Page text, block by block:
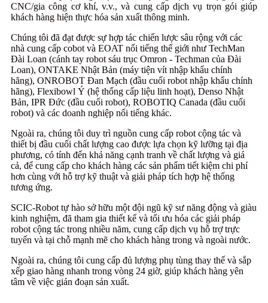
CNC/gia công cơ khí, v.v., và cung cấp dịch vụ trọn gói giúp
khách hàng hiện thực hóa sản xuất thông minh.
Chúng tôi đã đạt được sự hợp tác chiến lược sâu rộng với các
nhà cung cấp cobot và EOAT nổi tiếng thế giới như TechMan
Đài Loan (cánh tay robot sáu trục Omron - Techman của Đài
Loan), ONTAKE Nhật Bản (máy tiện vít nhập khẩu chính
hãng), ONROBOT Đan Mạch (đầu cuối robot nhập khẩu chính
hãng), Flexibowl Ý (hệ thống cấp liệu linh hoạt), Denso Nhật
Bản, IPR Đức (đầu cuối robot), ROBOTIQ Canada (đầu cuối
robot) và các doanh nghiệp nổi tiếng khác.
Ngoài ra, chúng tôi duy trì nguồn cung cấp robot cộng tác và
thiết bị đầu cuối chất lượng cao được lựa chọn kỹ lưỡng tại địa
phương, có tính đến khả năng cạnh tranh về chất lượng và giá
cả, để cung cấp cho khách hàng các sản phẩm tiết kiệm chi phí
hơn cùng với hỗ trợ kỹ thuật và giải pháp tích hợp hệ thống
tương ứng.
SCIC-Robot tự hào sở hữu một đội ngũ kỹ sư năng động và giàu
kinh nghiệm, đã tham gia thiết kế và tối ưu hóa các giải pháp
robot cộng tác trong nhiều năm, cung cấp dịch vụ hỗ trợ trực
tuyến và tại chỗ mạnh mẽ cho khách hàng trong và ngoài nước.
Ngoài ra, chúng tôi cung cấp đủ lượng phụ tùng thay thế và sắp
xếp giao hàng nhanh trong vòng 24 giờ, giúp khách hàng yên
tâm về việc gián đoạn sản xuất.